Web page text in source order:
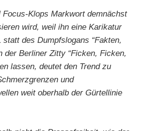
Klops Markwort demnächst
wird, weil ihn eine Karikatur
des Dumpfslogans “Fakten,
der Berliner Zitty “Ficken, Ficken,
lassen, deutet den Trend zu
und
weit oberhalb der Gürtellinie